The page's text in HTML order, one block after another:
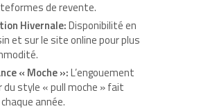
de revente.
Hivernale:Disponibilité en
et sur le site online pour plus
« Moche »:L’engouement
du style « pull moche » fait
année.